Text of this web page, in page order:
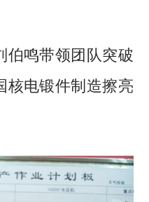
鸣带领团队突破
核电锻件制造擦亮